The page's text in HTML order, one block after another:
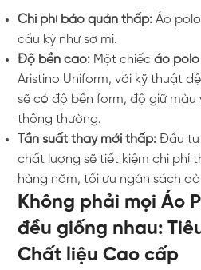
Chi phí bảo quản thấp: Áo
cầu kỳ như sơ mi.
Độ bền cao: Một chiếcáo
Aristino Uniform, với kỹ thuật
sẽ có độ bền form, độ giữ
thông thường.
Tần suất thay mới thấp: Đầu tư
chất lượng sẽ tiết kiệm chi phí
hàng năm, tối ưu ngân sách
Không phải mọi Áo
đều giống nhau:
Chất liệu Cao cấp